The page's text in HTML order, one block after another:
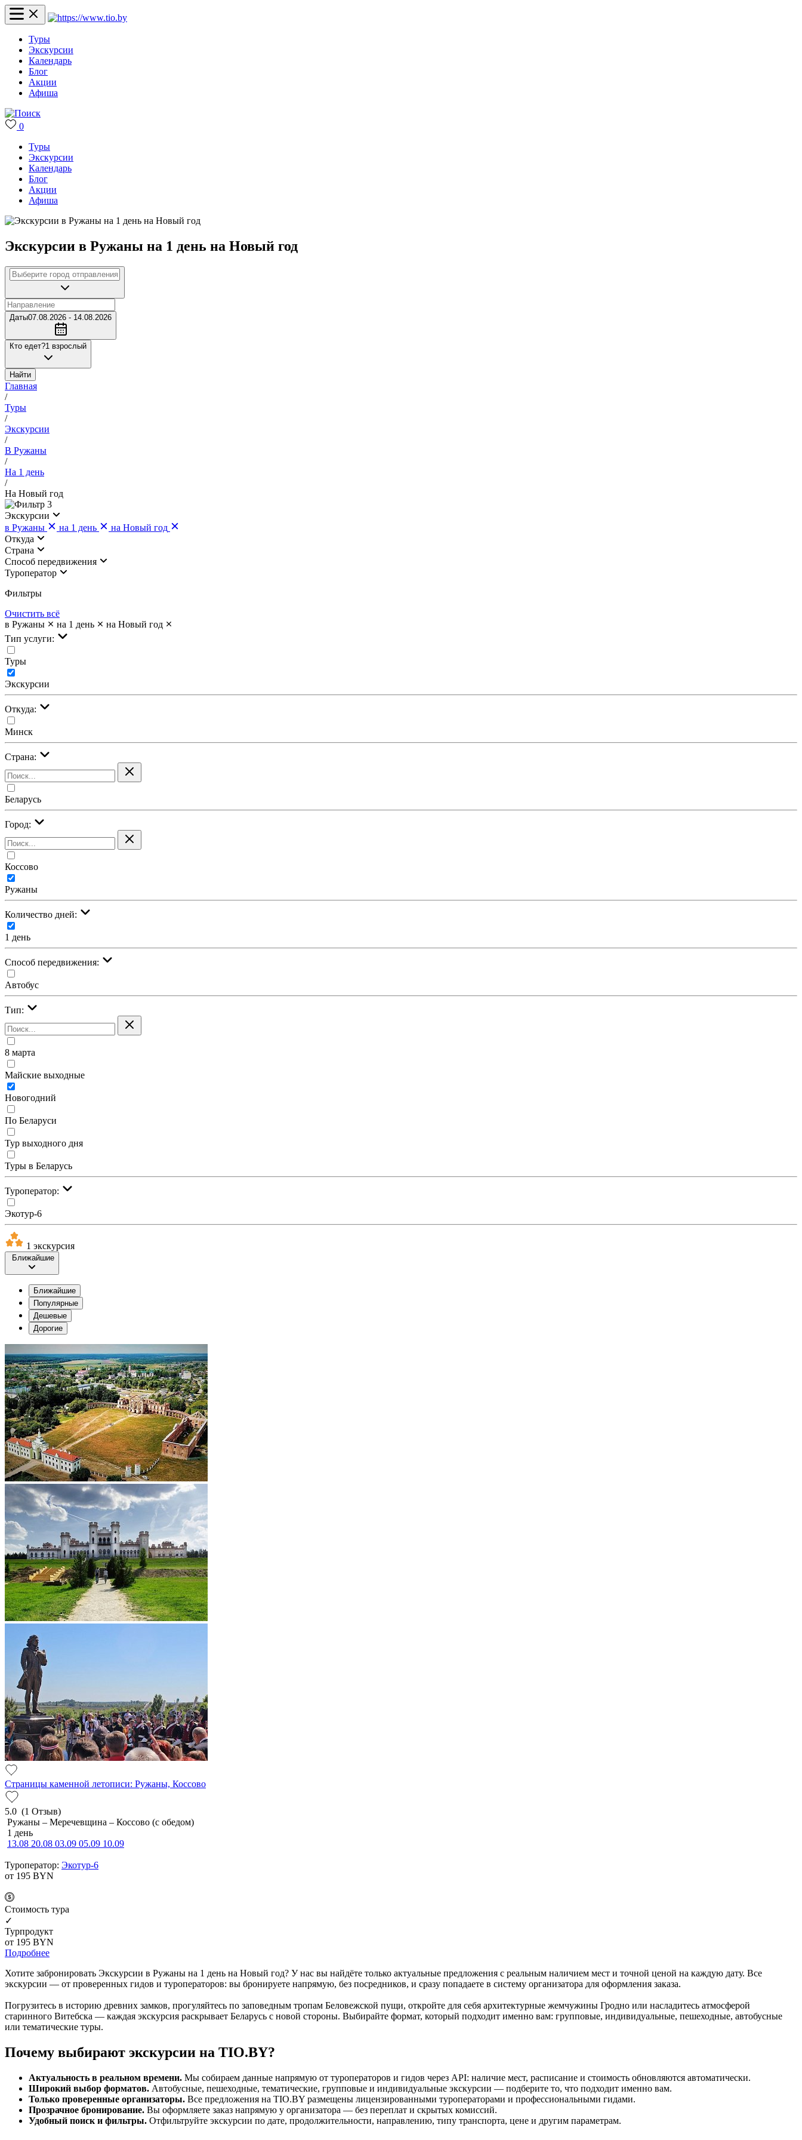
Туры
Экскурсии
Календарь
Блог
Акции
Афиша
0
Туры
Экскурсии
Календарь
Блог
Акции
Афиша
Экскурсии в Ружаны на 1 день на Новый год
Даты07.08.2026 - 14.08.2026
Кто едет?1 взрослый
Найти
Главная
/
Туры
/
Экскурсии
/
В Ружаны
/
На 1 день
/
На Новый год
3
Экскурсии
в Ружаны
на 1 день
на Новый год
Откуда
Страна
Cпособ передвижения
Туроператор
Фильтры
Очистить всё
в Ружаны
на 1 день
на Новый год
Тип услуги:
Туры
Экскурсии
Откуда:
Минск
Страна:
Беларусь
Город:
Коссово
Ружаны
Количество дней:
1 день
Cпособ передвижения:
Автобус
Тип:
8 марта
Майские выходные
Новогодний
По Беларуси
Тур выходного дня
Туры в Беларусь
Туроператор:
Экотур-6
1 экскурсия
Ближайшие
Ближайшие
Популярные
Дешевые
Дорогие
Страницы каменной летописи: Ружаны, Коссово
5.0 (1 Отзыв)
Ружаны – Меречевщина – Коссово (с обедом)
1 день
13.08 20.08 03.09 05.09 10.09
Туроператор: Экотур-6
от 195 BYN
Cтоимость тура
✓
Турпродукт
от 195 BYN
Подробнее
Хотите забронировать Экскурсии в Ружаны на 1 день на Новый год? У нас вы найдёте только актуальные предложения с реальным наличием мест и точной ценой на каждую дату. Все
экскурсии — от проверенных гидов и туроператоров: вы бронируете напрямую, без посредников, и сразу попадаете в систему организатора для оформления заказа.
Погрузитесь в историю древних замков, прогуляйтесь по заповедным тропам Беловежской пущи, откройте для себя архитектурные жемчужины Гродно или насладитесь атмосферой
старинного Витебска — каждая экскурсия раскрывает Беларусь с новой стороны. Выбирайте формат, который подходит именно вам: групповые, индивидуальные, пешеходные, автобусные
или тематические туры.
Почему выбирают экскурсии на TIO.BY?
Актуальность в реальном времени. Мы собираем данные напрямую от туроператоров и гидов через API: наличие мест, расписание и стоимость обновляются автоматически.
Широкий выбор форматов. Автобусные, пешеходные, тематические, групповые и индивидуальные экскурсии — подберите то, что подходит именно вам.
Только проверенные организаторы. Все предложения на TIO.BY размещены лицензированными туроператорами и профессиональными гидами.
Прозрачное бронирование. Вы оформляете заказ напрямую у организатора — без переплат и скрытых комиссий.
Удобный поиск и фильтры. Отфильтруйте экскурсии по дате, продолжительности, направлению, типу транспорта, цене и другим параметрам.